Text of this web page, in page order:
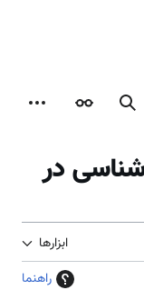
جستجوظاهر
شناسی در
ابزارها
راهنما